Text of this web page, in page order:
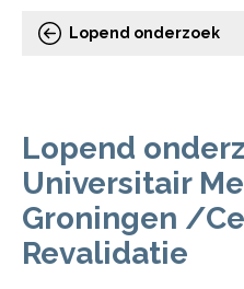
Lopend onderzoek
Lopend
Universitair
Groningen /
Revalidatie